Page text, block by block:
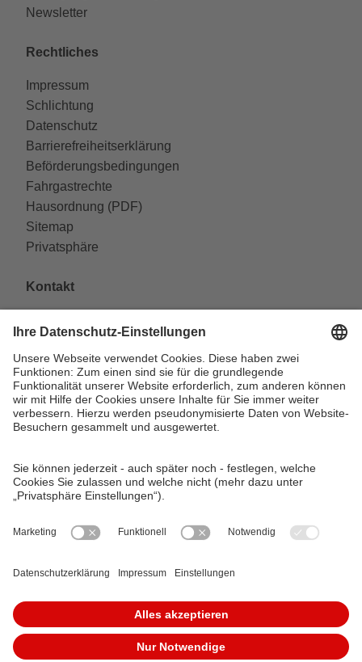
Newsletter
Rechtliches
Impressum
Schlichtung
Datenschutz
Barrierefreiheitserklärung
Beförderungsbedingungen
Fahrgastrechte
Hausordnung (PDF)
Sitemap
Privatsphäre
Kontakt
Südliche Fürther Straße 5
90429 Nürnberg
Telefon: 0911 283-4646
Kontaktformulare
FAQ
KundenCenter
www.nuernbergmobil.de
© 2026 VAG Verkehrs-Aktiengesellschaft